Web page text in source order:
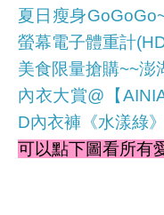
夏日瘦身
螢幕電子體重計
美食限量搶購~~澎
內衣大賞@【
D內衣褲《水漾綠
可以點下圖看所有